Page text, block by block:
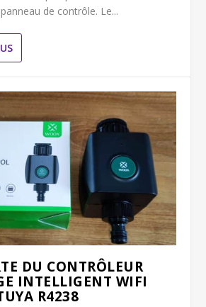
de contrôle. Le...
DU CONTRÔLEUR
INTELLIGENT WIFI
R4238